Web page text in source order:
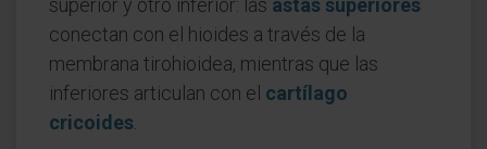
superior y otro inferior: las astas superiores
conectan con el hioides a través de la
membrana tirohioidea, mientras que las
inferiores articulan con el cartílago
cricoides